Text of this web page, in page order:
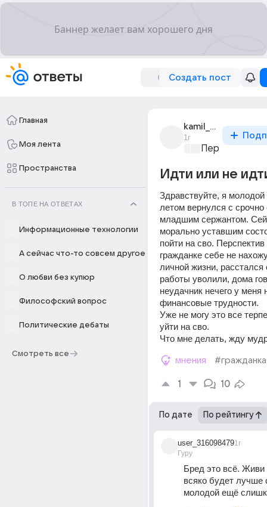
Создать пост
Главная
Моя лента
Пространства
В ТОПЕ НА ОТВЕТАХ
Информационные технологии
А сейчас что-то совсем другое
О любви без купюр
Философский вопрос
Политические дебаты
Смотреть все
kamil_khaibullaev
1г
Переезд 360
Идти или не
Здравствуйте, я молодой
летом вернулся с
младшим сержантом.
морально уставшим
пойти на сво.
гражданке себе не
личной жизни,
работы уволили, дома
неудачник нечего у меня
финансовые трудности.
Уже не могу это все
уйти на сво.
Что мне делать, жду
мнения #гражданка
1 10
По дате По рейтингу
user_316098479
Гуру
1г
Бред это всё.
всяко будет лучше
молодой ещё